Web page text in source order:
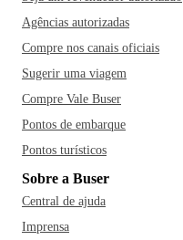
Agências autorizadas
Compre nos canais oficiais
Sugerir uma viagem
Compre Vale Buser
Pontos de embarque
Pontos turísticos
Sobre a Buser
Central de ajuda
Imprensa